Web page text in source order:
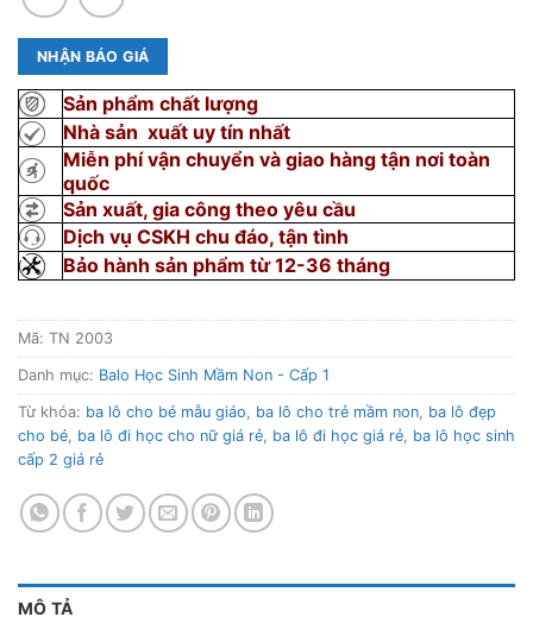
NHẬN BÁO GIÁ
Sản phẩm chất lượng
Nhà sản xuất uy tín nhất
Miễn phí vận chuyển và giao hàng tận nơi toàn
quốc
Sản xuất, gia công theo yêu cầu
Dịch vụ CSKH chu đáo, tận tình
Bảo hành sản phẩm từ 12-36 tháng
Mã: TN 2003
Danh mục: Balo Học Sinh Mầm Non - Cấp 1
Từ khóa: ba lô cho bé mẫu giáo, ba lô cho trẻ mầm non, ba lô đẹp
cho bé, ba lô đi học cho nữ giá rẻ, ba lô đi học giá rẻ, ba lô học sinh
cấp 2 giá rẻ
MÔ TẢ